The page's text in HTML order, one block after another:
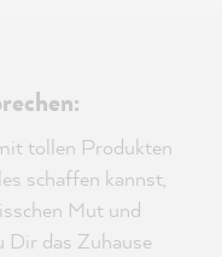
tollen Produkten
schaffen kannst,
Mut und
Dir das Zuhause